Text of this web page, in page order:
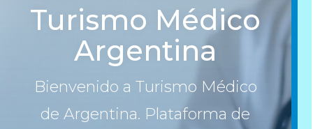
Turismo Médico
Argentina
Bienvenido a Turismo Médico
de Argentina. Plataforma de